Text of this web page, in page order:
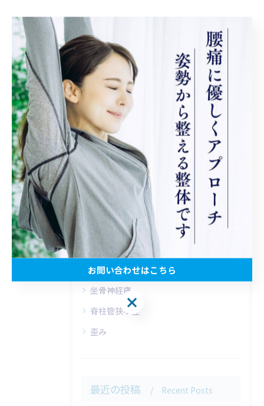
< 前のページ 一覧に戻る 次のページ >
関連タグ
#足柄上郡
カテゴリー Categories
全てのカテゴリー
松田町の腰痛
新松田駅の腰痛
坐骨神経痛
脊柱管狭窄症
歪み
最近の投稿 Recent Posts
お問い合わせはこちら
お問い合わせはこちら